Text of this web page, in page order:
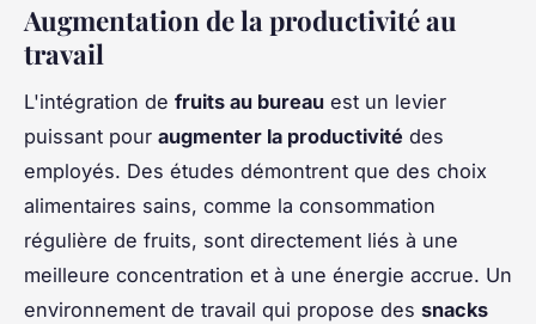
Augmentation de la productivité au
travail
L'intégration de fruits au bureau est un levier
puissant pour augmenter la productivité des
employés. Des études démontrent que des choix
alimentaires sains, comme la consommation
régulière de fruits, sont directement liés à une
meilleure concentration et à une énergie accrue. Un
environnement de travail qui propose des snacks